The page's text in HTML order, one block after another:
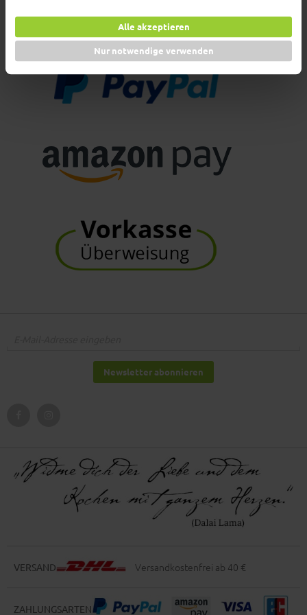
Alle akzeptieren
Nur notwendige verwenden
Daten werden mit SSL-Verschlüsselung übergeben. Ein PayPal Konto
Newsletter abonnieren
VERSAND Versandkostenfrei ab 40 €
ZAHLUNGSARTEN